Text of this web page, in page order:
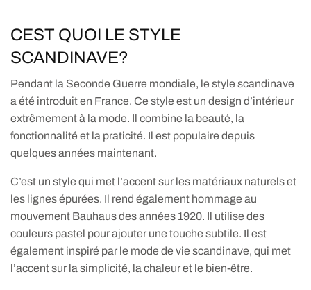
CEST QUOI LE STYLE
SCANDINAVE?
Pendant la Seconde Guerre mondiale, le style scandinave
a été introduit en France. Ce style est un design d’intérieur
extrêmement à la mode. Il combine la beauté, la
fonctionnalité et la praticité. Il est populaire depuis
quelques années maintenant.
C’est un style qui met l’accent sur les matériaux naturels et
les lignes épurées. Il rend également hommage au
mouvement Bauhaus des années 1920. Il utilise des
couleurs pastel pour ajouter une touche subtile. Il est
également inspiré par le mode de vie scandinave, qui met
l’accent sur la simplicité, la chaleur et le bien-être.